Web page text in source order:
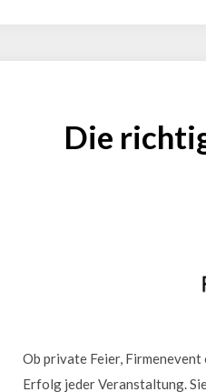
Die
Ob private Feier,
Erfolg jeder Veranstaltung.